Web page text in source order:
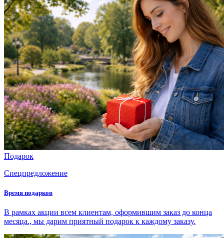
Подарок
Спецпредложение
Время подарков
В рамках акции всем клиентам, оформившим заказ до конца
месяца., мы дарим приятный подарок к каждому заказу.